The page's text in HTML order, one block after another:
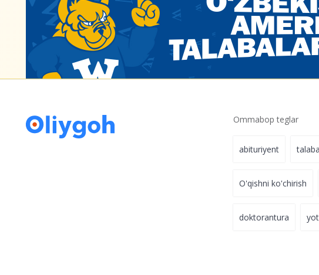
Ommabop teglar
abituriyent talaba
O'qishni ko'chirish
doktorantura